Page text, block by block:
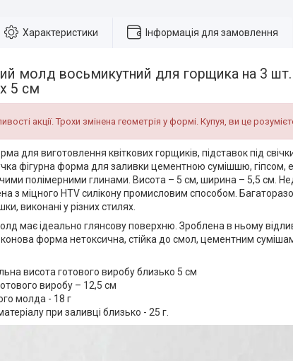
Характеристики Інформація для замовлення
молд восьмикутний для горщика на 3 шт.
5 см
акції. Трохи змінена геометрія у формі. Купуя, ви це
для виготовлення квіткових горщиків, підставок під
фігурна форма для заливки цементною сумішшю,
полімерними глинами. Висота – 5 см, ширина – 5,5 см.
з міцного HTV силікону промисловим способом.
виконані у різних стилях.
має ідеально глянсову поверхню. Зроблена в ньому
форма нетоксична, стійка до смол, цементним
висота готового виробу близько 5 см
виробу – 12,5 см
молда - 18 г
при заливці близько - 25 г.